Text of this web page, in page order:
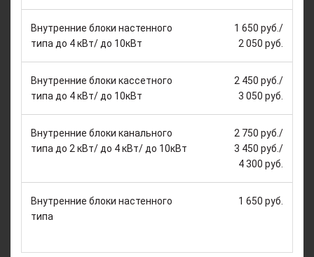
Внутренние блоки настенного
типа до 4 кВт/ до 10кВт
1 650 руб./
2 050 руб.
Внутренние блоки кассетного
типа до 4 кВт/ до 10кВт
2 450 руб./
3 050 руб.
Внутренние блоки канального
типа до 2 кВт/ до 4 кВт/ до 10кВт
2 750 руб./
3 450 руб./
4 300 руб.
Внутренние блоки настенного
типа
1 650 руб.